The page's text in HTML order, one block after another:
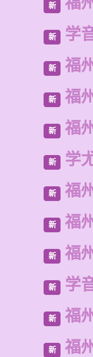
新
新 学
新 福
新 福
新 福
新 学
新 福
新 福
新 福
新 学
新 福
新 福